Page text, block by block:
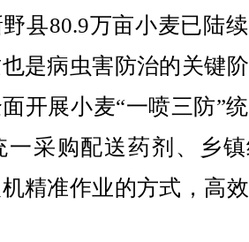
80.9万亩小麦已陆续
是病虫害防治的关键
开展小麦“一喷三防”
一采购配送药剂、乡
精准作业的方式，高